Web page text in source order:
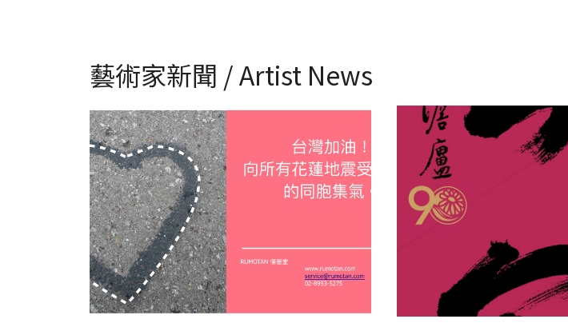
藝術家新聞 / Artist News
台灣加油！向花蓮地震受災的同胞集氣 澹廬書會90週年明宗書法藝術館邀請展